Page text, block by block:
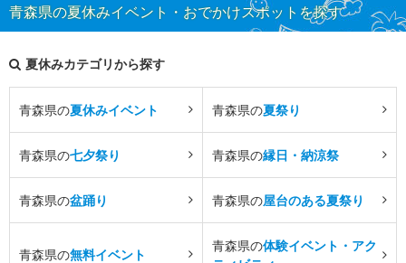
青森県の夏休みイベント・おでかけスポットを探す
夏休みカテゴリから探す
青森県の夏休みイベント 青森県の夏祭り
青森県の七夕祭り 青森県の縁日・納涼祭
青森県の盆踊り 青森県の屋台のある夏祭り
青森県の無料イベント
青森県の体験イベント・アク